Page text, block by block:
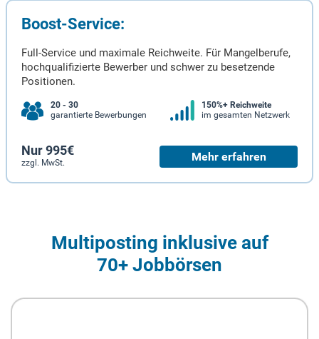
Boost-Service:
Full-Service und maximale Reichweite. Für Mangelberufe,
hochqualifizierte Bewerber und schwer zu besetzende
Positionen.
20 - 30
garantierte Bewerbungen
150%+ Reichweite
im gesamten Netzwerk
Nur 995€
zzgl. MwSt. Mehr erfahren
Multiposting inklusive auf
70+ Jobbörsen